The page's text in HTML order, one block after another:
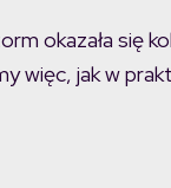
okazała się
więc, jak w